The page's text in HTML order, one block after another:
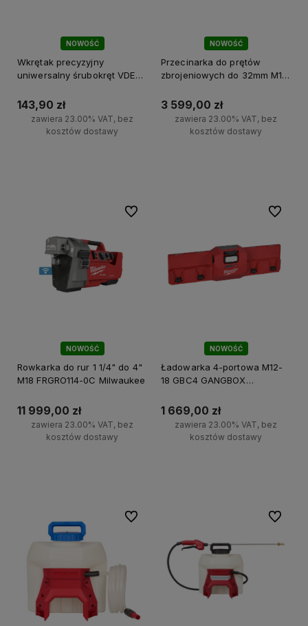
NOWOŚĆ
Wkrętak precyzyjny
uniwersalny śrubokręt VDE
143,90 zł
zawiera 23.00% VAT, bez
kosztów dostawy
NOWOŚĆ
Przecinarka do prętów
zbrojeniowych do 32mm M18
3 599,00 zł
zawiera 23.00% VAT, bez
kosztów dostawy
NOWOŚĆ
Rowkarka do rur 1 1/4" do 4"
M18 FRGRO114-0C Milwaukee
11 999,00 zł
zawiera 23.00% VAT, bez
kosztów dostawy
Do ulubionych
NOWOŚĆ
Ładowarka 4-portowa M12-
18 GBC4 GANGBOX
1 669,00 zł
zawiera 23.00% VAT, bez
kosztów dostawy
Do
Do ulubionych Do